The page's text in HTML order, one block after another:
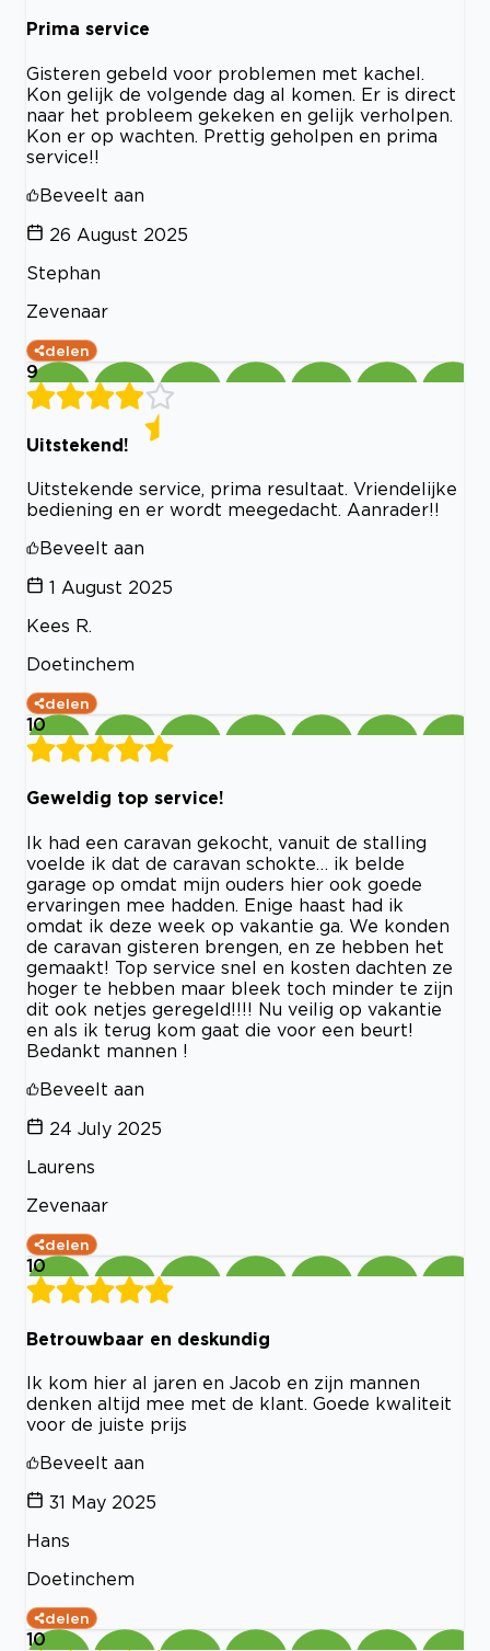
Prima service
Gisteren gebeld voor problemen met kachel.
Kon gelijk de volgende dag al komen. Er is direct
naar het probleem gekeken en gelijk verholpen.
Kon er op wachten. Prettig geholpen en prima
service!!
Beveelt aan
26 August 2025
Stephan
Zevenaar
delen
9
Uitstekend!
Uitstekende service, prima resultaat. Vriendelijke
bediening en er wordt meegedacht. Aanrader!!
Beveelt aan
1 August 2025
Kees R.
Doetinchem
delen
10
Geweldig top service!
Ik had een caravan gekocht, vanuit de stalling
voelde ik dat de caravan schokte… ik belde
garage op omdat mijn ouders hier ook goede
ervaringen mee hadden. Enige haast had ik
omdat ik deze week op vakantie ga. We konden
de caravan gisteren brengen, en ze hebben het
gemaakt! Top service snel en kosten dachten ze
hoger te hebben maar bleek toch minder te zijn
dit ook netjes geregeld!!!! Nu veilig op vakantie
en als ik terug kom gaat die voor een beurt!
Bedankt mannen !
Beveelt aan
24 July 2025
Laurens
Zevenaar
delen
10
Betrouwbaar en deskundig
Ik kom hier al jaren en Jacob en zijn mannen
denken altijd mee met de klant. Goede kwaliteit
voor de juiste prijs
Beveelt aan
31 May 2025
Hans
Doetinchem
delen
10